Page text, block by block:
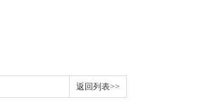
返回列表>>